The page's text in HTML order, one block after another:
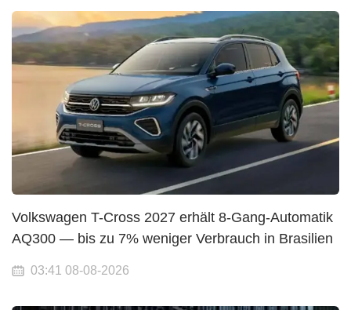
Volkswagen T-Cross 2027 erhält 8-Gang-Automatik
AQ300 — bis zu 7% weniger Verbrauch in Brasilien
03:41 08-08-2026